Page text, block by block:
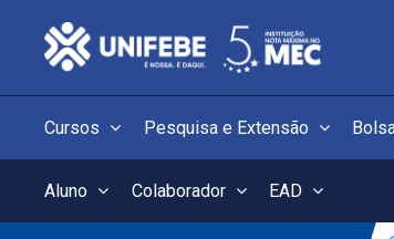
Cursos Pesquisa e Extensão
Aluno Colaborador EAD